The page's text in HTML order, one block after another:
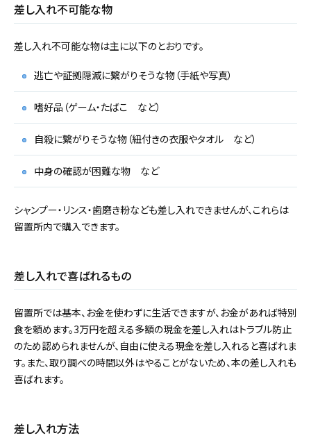
差し入れ不可能な物
差し入れ不可能な物は主に以下のとおりです。
逃亡や証拠隠滅に繋がりそうな物（手紙や写真）
嗜好品（ゲーム・たばこ など）
自殺に繋がりそうな物（紐付きの衣服やタオル など）
中身の確認が困難な物 など
シャンプー・リンス・歯磨き粉なども差し入れできませんが、これらは
留置所内で購入できます。
差し入れで喜ばれるもの
留置所では基本、お金を使わずに生活できますが、お金があれば特別
食を頼めます。3万円を超える多額の現金を差し入れはトラブル防止
のため認められませんが、自由に使える現金を差し入れると喜ばれま
す。また、取り調べの時間以外はやることがないため、本の差し入れも
喜ばれます。
差し入れ方法